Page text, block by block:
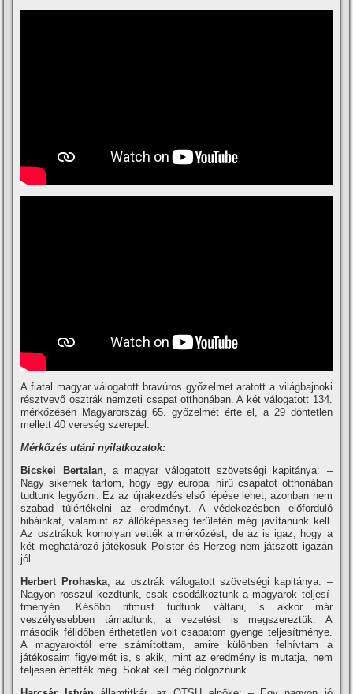
A fiatal magyar válogatott bravúros győzelmet aratott a világbajnoki
résztvevő osztrák nemzeti csapat otthonában. A két válogatott 134.
mérkőzésén Magyarország 65. győzelmét érte el, a 29 döntetlen
mellett 40 vereség szerepel.
Mérkőzés utáni nyilatkozatok:
Bicskei Bertalan, a magyar válogatott szövetségi kapitánya: –
Nagy sikernek tartom, hogy egy európai hí­rű csapatot otthonában
tudtunk legyőzni. Ez az újrakezdés első lépése lehet, azonban nem
szabad túlértékelni az eredményt. A védekezésben előforduló
hibáinkat, valamint az állóképesség területén még javí­tanunk kell.
Az osztrákok komolyan vették a mérkőzést, de az is igaz, hogy a
két meghatározó játékosuk Polster és Herzog nem játszott igazán
jól.
Herbert Prohaska, az osztrák válogatott szövetségi kapitánya: –
Nagyon rosszul kezdtünk, csak csodálkoztunk a magyarok teljesí­
tményén. Később ritmust tudtunk váltani, s akkor már
veszélyesebben támadtunk, a vezetést is megszereztük. A
második félidőben érthetetlen volt csapatom gyenge teljesí­tménye.
A magyaroktól erre számí­tottam, amire különben felhí­vtam a
játékosaim figyelmét is, s akik, mint az eredmény is mutatja, nem
teljesen értették meg. Sokat kell még dolgoznunk.